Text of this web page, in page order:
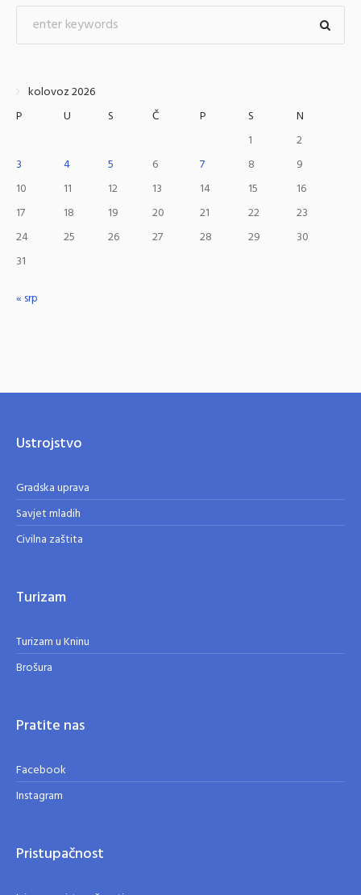
kolovoz 2026
P
U S Č P S
N
1
2
3
4 5 6 7 8
9
10
11 12 13 14 15
16
17
18 19 20 21 22
23
24
25 26 27 28 29
30
31
« srp
Ustrojstvo
Gradska uprava
Savjet mladih
Civilna zaštita
Turizam
Turizam u Kninu
Brošura
Pratite nas
Facebook
Instagram
Pristupačnost